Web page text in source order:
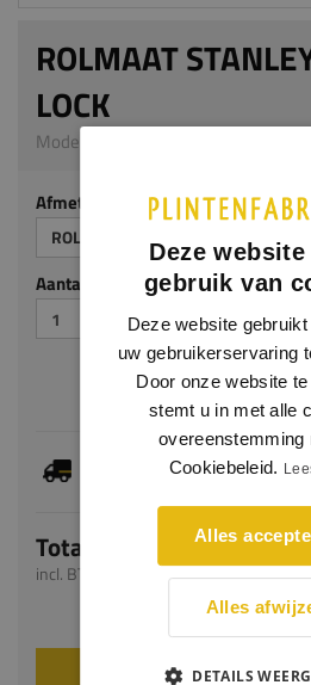
ROLMAAT
LOCK
Model 6802 | Rolmaat Stanley
Afmeting
ROLMAAT STANLEY CONTROL LOCK
Aantal stuks
Dit artikel is voorradig, de
bedraagt 1-3 werkdagen
Totaal
incl. BTW
VOEG TOE AAN
Deze
gebruik van
Deze website
uw gebruikerservaring
Door onze website
stemt u in met alle
overeenstemming
Cookiebeleid.
Alles
Alles
DETAILS